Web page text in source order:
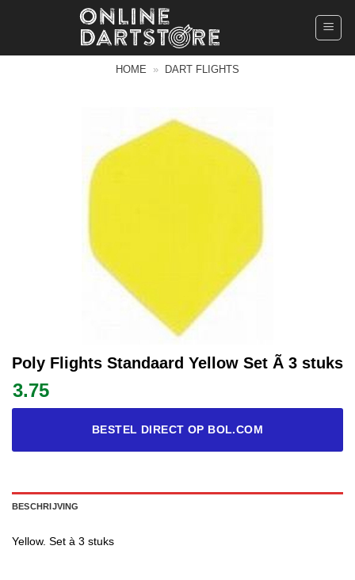
HOME » DART FLIGHTS
Poly Flights Standaard Yellow Set Ã 3 stuks
3.75
BESTEL DIRECT OP BOL.COM
BESCHRIJVING
Yellow. Set à 3 stuks